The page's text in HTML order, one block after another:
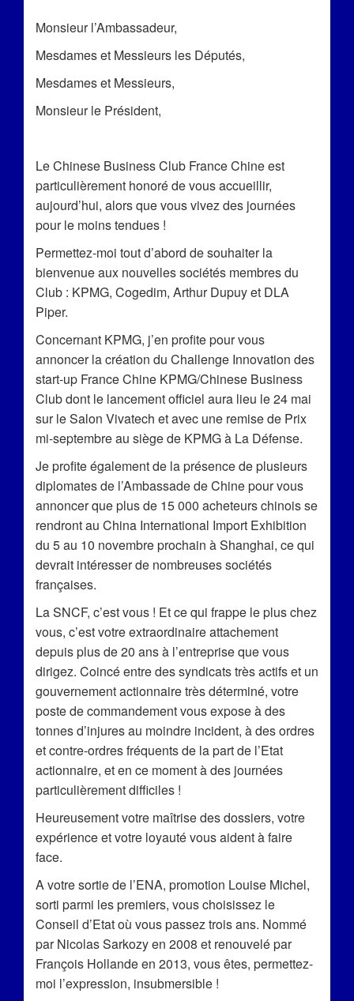
Monsieur l’Ambassadeur,
Mesdames et Messieurs les Députés,
Mesdames et Messieurs,
Monsieur le Président,
Le Chinese Business Club France Chine est
particulièrement honoré de vous accueillir,
aujourd’hui, alors que vous vivez des journées
pour le moins tendues !
Permettez-moi tout d’abord de souhaiter la
bienvenue aux nouvelles sociétés membres du
Club : KPMG, Cogedim, Arthur Dupuy et DLA
Piper.
Concernant KPMG, j’en profite pour vous
annoncer la création du Challenge Innovation des
start-up France Chine KPMG/Chinese Business
Club dont le lancement officiel aura lieu le 24 mai
sur le Salon Vivatech et avec une remise de Prix
mi-septembre au siège de KPMG à La Défense.
Je profite également de la présence de plusieurs
diplomates de l’Ambassade de Chine pour vous
annoncer que plus de 15 000 acheteurs chinois se
rendront au China International Import Exhibition
du 5 au 10 novembre prochain à Shanghai, ce qui
devrait intéresser de nombreuses sociétés
françaises.
La SNCF, c’est vous ! Et ce qui frappe le plus chez
vous, c’est votre extraordinaire attachement
depuis plus de 20 ans à l’entreprise que vous
dirigez. Coincé entre des syndicats très actifs et un
gouvernement actionnaire très déterminé, votre
poste de commandement vous expose à des
tonnes d’injures au moindre incident, à des ordres
et contre-ordres fréquents de la part de l’Etat
actionnaire, et en ce moment à des journées
particulièrement difficiles !
Heureusement votre maîtrise des dossiers, votre
expérience et votre loyauté vous aident à faire
face.
A votre sortie de l’ENA, promotion Louise Michel,
sorti parmi les premiers, vous choisissez le
Conseil d’Etat où vous passez trois ans. Nommé
par Nicolas Sarkozy en 2008 et renouvelé par
François Hollande en 2013, vous êtes, permettez-
moi l’expression, insubmersible !